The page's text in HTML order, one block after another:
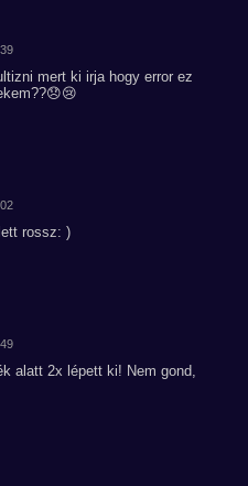
mert ki irja hogy error ez
rossz: )
alatt 2x lépett ki! Nem gond,